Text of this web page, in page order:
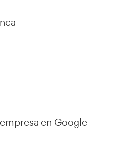
en Google